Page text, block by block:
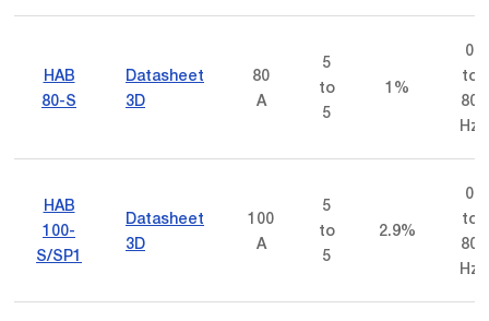
HAB
80-S
Datasheet
3D
80
A
5
to
5
1%
0
to
80
Hz
HAB
100-
S/SP1
Datasheet
3D
100
A
5
to
5
2.9%
0
to
80
Hz